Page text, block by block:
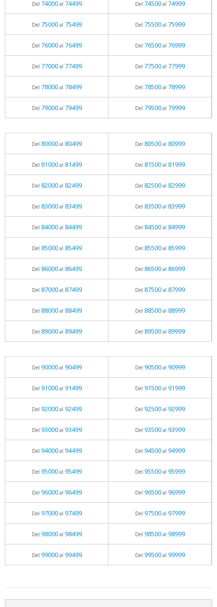
Del 74000al 74499 Del 74500al 74999
Del 75000al 75499 Del 75500al 75999
Del 76000al 76499 Del 76500al 76999
Del 77000al 77499 Del 77500al 77999
Del 78000al 78499 Del 78500al 78999
Del 79000al 79499 Del 79500al 79999
Del 80000al 80499 Del 80500al 80999
Del 81000al 81499 Del 81500al 81999
Del 82000al 82499 Del 82500al 82999
Del 83000al 83499 Del 83500al 83999
Del 84000al 84499 Del 84500al 84999
Del 85000al 85499 Del 85500al 85999
Del 86000al 86499 Del 86500al 86999
Del 87000al 87499 Del 87500al 87999
Del 88000al 88499 Del 88500al 88999
Del 89000al 89499 Del 89500al 89999
Del 90000al 90499 Del 90500al 90999
Del 91000al 91499 Del 91500al 91999
Del 92000al 92499 Del 92500al 92999
Del 93000al 93499 Del 93500al 93999
Del 94000al 94499 Del 94500al 94999
Del 95000al 95499 Del 95500al 95999
Del 96000al 96499 Del 96500al 96999
Del 97000al 97499 Del 97500al 97999
Del 98000al 98499 Del 98500al 98999
Del 99000al 99499 Del 99500al 99999